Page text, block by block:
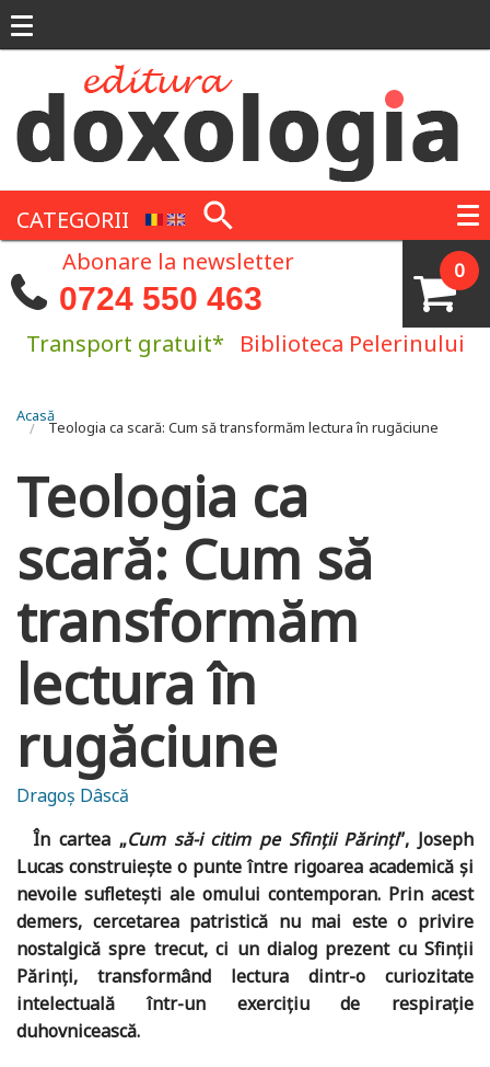
CATEGORII
0
Abonare la newsletter
0724 550 463
Transport gratuit* Biblioteca Pelerinului
Eşti aici
Acasă
Teologia ca scară: Cum să transformăm lectura în rugăciune
Teologia ca
scară: Cum să
transformăm
lectura în
rugăciune
Dragoș Dâscă
În cartea „Cum să-i citim pe Sfinții Părinți”, Joseph
Lucas construiește o punte între rigoarea academică și
nevoile sufletești ale omului contemporan. Prin acest
demers, cercetarea patristică nu mai este o privire
nostalgică spre trecut, ci un dialog prezent cu Sfinții
Părinți, transformând lectura dintr-o curiozitate
intelectuală într-un exercițiu de respirație
duhovnicească.